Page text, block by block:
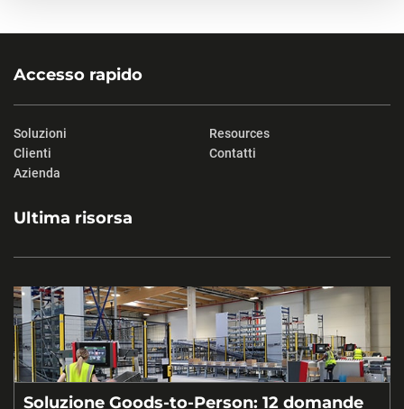
Accesso rapido
Soluzioni
Clienti
Azienda
Resources
Contatti
Ultima risorsa
Soluzione Goods-to-Person: 12 domande